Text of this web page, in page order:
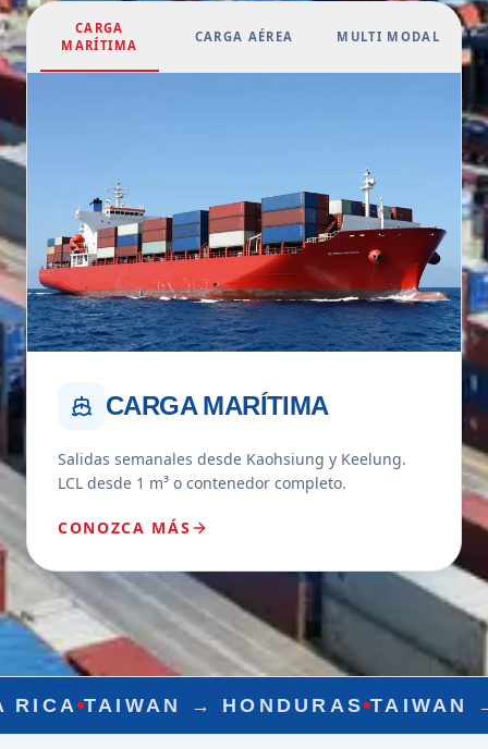
CARGA
MARÍTIMA
CARGA AÉREA MULTI MODAL
CARGA MARÍTIMA
Salidas semanales desde Kaohsiung y Keelung.
LCL desde 1 m³ o contenedor completo.
CONOZCA MÁS
→HONDURAS TAIWAN →